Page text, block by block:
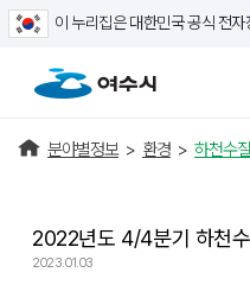
이 누리집은 대한민국 공식 전
분야별정보 > 환경 > 하천수질
2022년도 4/4분기 하천
2023.01.03